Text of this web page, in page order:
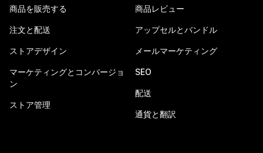
商品を販売する
注文と配送
ストアデザイン
マーケティングとコンバージョ
ン
ストア管理
商品レビュー
アップセルとバンドル
メールマーケティング
SEO
配送
通貨と翻訳